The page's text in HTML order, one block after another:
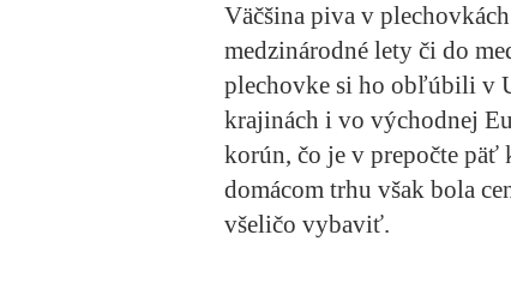
Väčšina piva v
medzinárodné lety či do
plechovke si ho obľúbili v
krajinách i vo východnej
korún, čo je v prepočte päť
domácom trhu však bola
všeličo vybaviť.